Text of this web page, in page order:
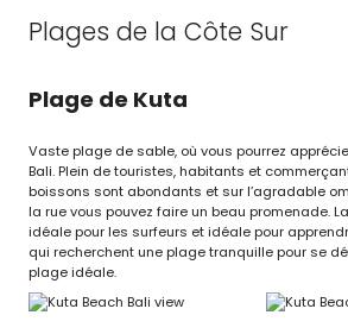
Plages de la Côte Sur
Plage de Kuta
Vaste plage de sable, où vous pourrez
Bali. Plein de touristes, habitants et
boissons sont abondants et sur l’agradable
la rue vous pouvez faire un beau promenade.
idéale pour les surfeurs et idéale pour
qui recherchent une plage tranquille pour se
plage idéale.